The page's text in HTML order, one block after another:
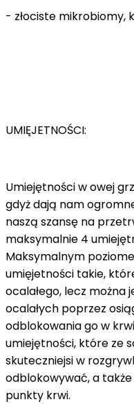
- złociste mikrobiomy,
UMIĘJETNOŚCI:
Umiejętności w owej
gdyż dają nam
naszą szansę na
maksymalnie 4
Maksymalnym
umięjetności takie,
ocalałego, lecz można
ocalałych poprzez
odblokowania go w
umiejętności, które ze
skuteczniejsi w
odblokowywać, a
punkty krwi.